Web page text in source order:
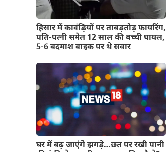
हिसार में कावंड़ियों पर ताबड़तोड़ फायरिंग,
पति-पत्नी समेत 12 साल की बच्ची घायल,
5-6 बदमाश बाइक पर थे सवार
घर में बढ़ जाएंगे झगड़े…छत पर रखी पानी